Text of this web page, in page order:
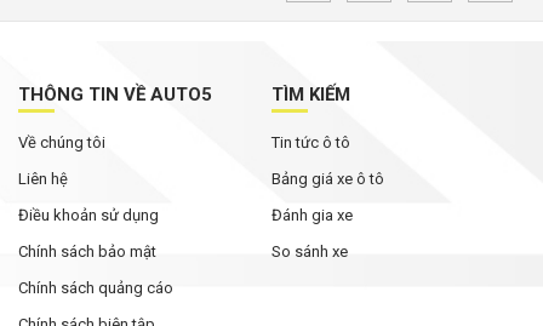
THÔNG TIN VỀ AUTO5
Về chúng tôi
Liên hệ
Điều khoản sử dụng
Chính sách bảo mật
Chính sách quảng cáo
TÌM KIẾM
Tin tức ô tô
Bảng giá xe ô tô
Đánh gia xe
So sánh xe